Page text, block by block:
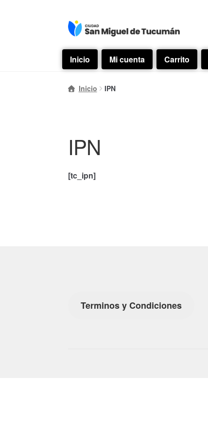
Ir
a
la
navegación
Ir
al
contenido
Inicio Mi cuenta Carrito
Inicio IPN
IPN
[tc_ipn]
Terminos y Condiciones